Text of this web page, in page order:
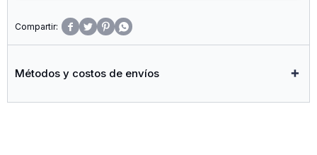
   
Métodos y costos de envíos